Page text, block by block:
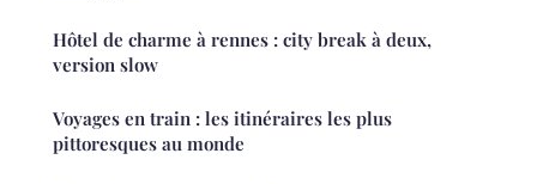
Hôtel de charme à rennes : city break à deux,
version slow
Voyages en train : les itinéraires les plus
pittoresques au monde